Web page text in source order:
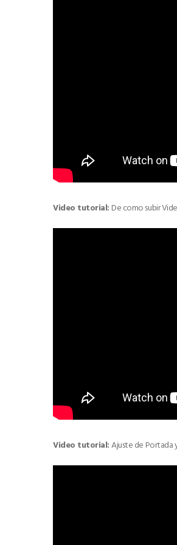
Video tutorial: De como subir
Video tutorial:Ajuste de Portada